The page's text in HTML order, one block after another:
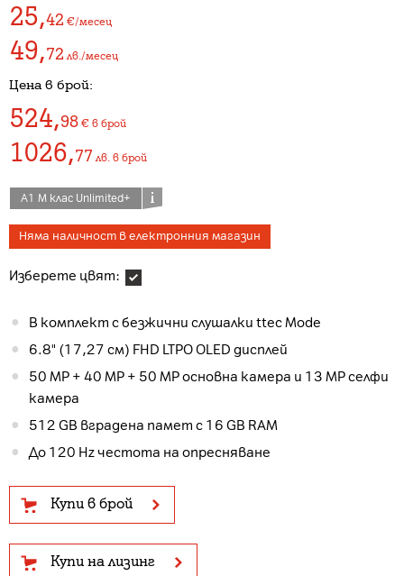
25,42 €/месец
49,72 лв./месец
Цена в брой:
524,98 € в брой
1026,77 лв. в брой
А1 М клас Unlimited+
Няма наличност в електронния магазин
Изберете цвят:
В комплект с безжични слушалки ttec Mode
6.8" (17,27 см) FHD LTPO OLED дисплей
50 MP + 40 MP + 50 MP основна камера и 13 MP селфи
камера
512 GB вградена памет с 16 GB RAM
До 120 Hz честота на опресняване
Купи в брой
Купи на лизинг